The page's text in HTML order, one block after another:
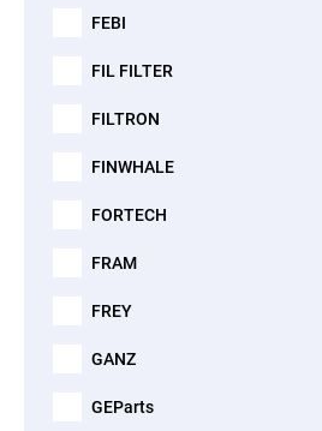
FEBI
FIL FILTER
FILTRON
FINWHALE
FORTECH
FRAM
FREY
GANZ
GEParts